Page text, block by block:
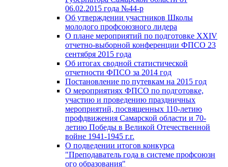
06.02.2015 года №44-р
Об утверждении участников Школы
молодого профсоюзного лидера
О плане мероприятий по подготовке XXIV
отчетно-выборной конференции ФПСО 23
сентября 2015 года
Об итогах сводной статистической
отчетности ФПСО за 2014 год
Постановление по путевкам на 2015 год
О мероприятиях ФПСО по подготовке,
участию и проведению праздничных
мероприятий, посвященных 110-летию
профдвижения Самарской области и 70-
летию Победы в Великой Отечественной
войне 1941-1945 г.г.
О подведении итогов конкурса
"Преподаватель года в системе профсоюзн
ого образования"